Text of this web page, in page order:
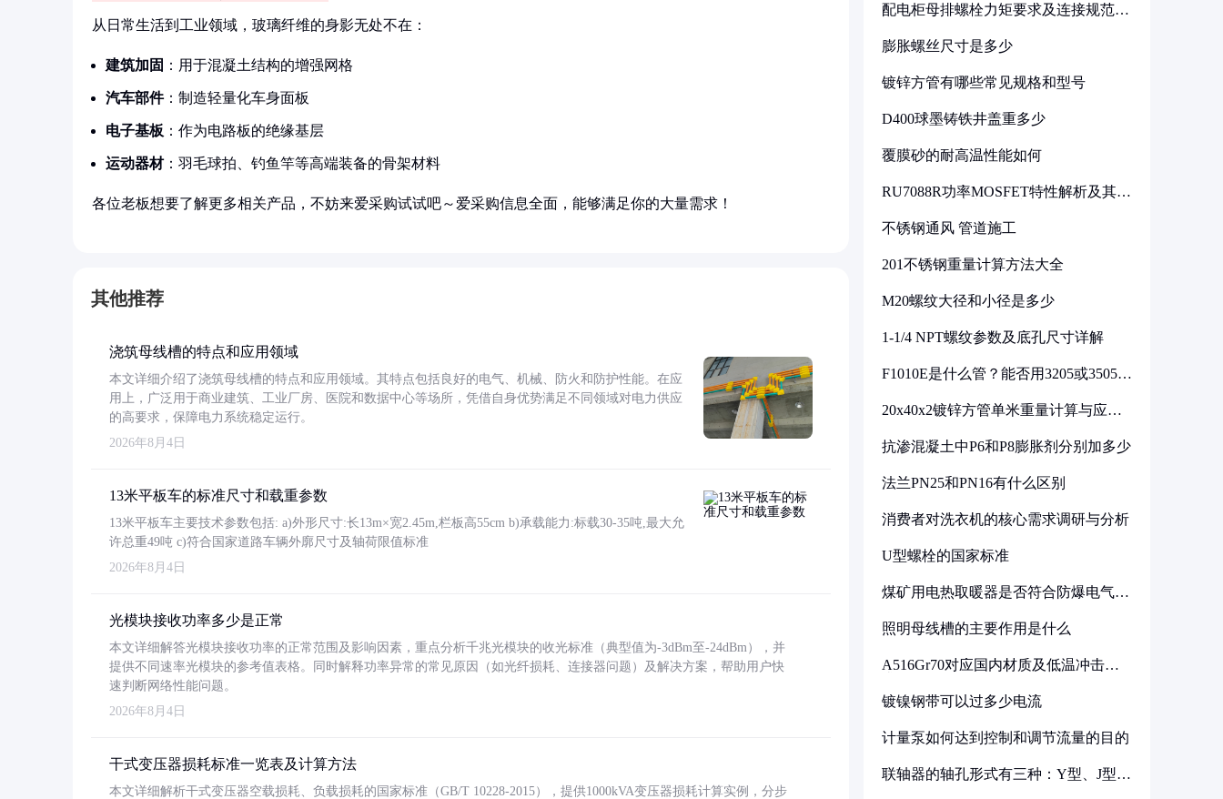
从日常生活到工业领域，玻璃纤维的身影无处不在：
建筑加固 ：用于混凝土结构的增强网格
汽车部件：制造轻量化车身面板
电子基板 ：作为电路板的绝缘基层
运动器材：羽毛球拍、钓鱼竿等高端装备的骨架材料
各位老板想要了解更多相关产品，不妨来爱采购试试吧～爱采购信息全面，能够满足你的大量需求！
其他推荐
浇筑母线槽的特点和应用领域
本文详细介绍了浇筑母线槽的特点和应用领域。其特点包括良好的电气、机械、防火和防护性能。在应
用上，广泛用于商业建筑、工业厂房、医院和数据中心等场所，凭借自身优势满足不同领域对电力供应
的高要求，保障电力系统稳定运行。
2026年8月4日
13米平板车的标准尺寸和载重参数
13米平板车主要技术参数包括: a)外形尺寸:长13m×宽2.45m,栏板高55cm b)承载能力:标载30-35吨,最大允
许总重49吨 c)符合国家道路车辆外廓尺寸及轴荷限值标准
2026年8月4日
光模块接收功率多少是正常
本文详细解答光模块接收功率的正常范围及影响因素，重点分析千兆光模块的收光标准（典型值为-3dBm至-24dBm），并
提供不同速率光模块的参考值表格。同时解释功率异常的常见原因（如光纤损耗、连接器问题）及解决方案，帮助用户快
速判断网络性能问题。
2026年8月4日
干式变压器损耗标准一览表及计算方法
本文详细解析干式变压器空载损耗、负载损耗的国家标准（GB/T 10228-2015），提供1000kVA变压器损耗计算实例，分步
配电柜母排螺栓力矩要求及连接规范详
膨胀螺丝尺寸是多少
镀锌方管有哪些常见规格和型号
D400球墨铸铁井盖重多少
覆膜砂的耐高温性能如何
RU7088R功率MOSFET特性解析及其在
不锈钢通风 管道施工
201不锈钢重量计算方法大全
M20螺纹大径和小径是多少
1-1/4 NPT螺纹参数及底孔尺寸详解
F1010E是什么管？能否用3205或3505代
20x40x2镀锌方管单米重量计算与应用
抗渗混凝土中P6和P8膨胀剂分别加多少
法兰PN25和PN16有什么区别
消费者对洗衣机的核心需求调研与分析
U型螺栓的国家标准
煤矿用电热取暖器是否符合防爆电气设
照明母线槽的主要作用是什么
A516Gr70对应国内材质及低温冲击要
镀镍钢带可以过多少电流
计量泵如何达到控制和调节流量的目的
联轴器的轴孔形式有三种：Y型、J型、